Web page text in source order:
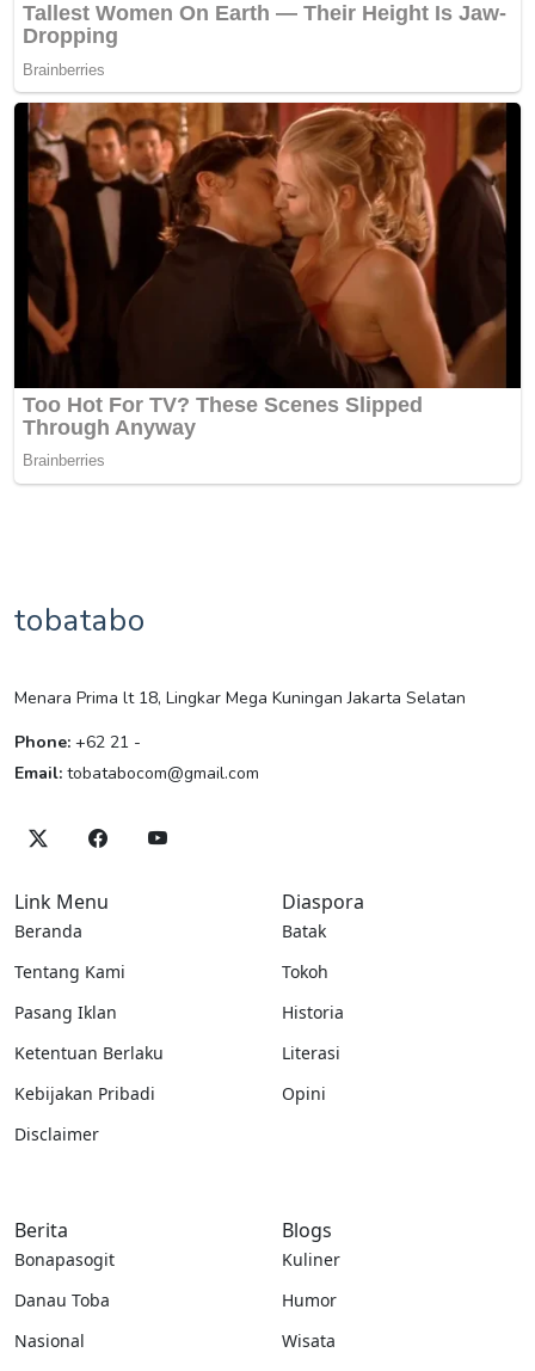
tobatabo
Menara Prima lt 18, Lingkar Mega Kuningan Jakarta Selatan
Phone: +62 21 -
Email: tobatabocom@gmail.com
Link Menu
Beranda
Tentang Kami
Pasang Iklan
Ketentuan Berlaku
Kebijakan Pribadi
Disclaimer
Diaspora
Batak
Tokoh
Historia
Literasi
Opini
Berita
Bonapasogit
Danau Toba
Nasional
Blogs
Kuliner
Humor
Wisata